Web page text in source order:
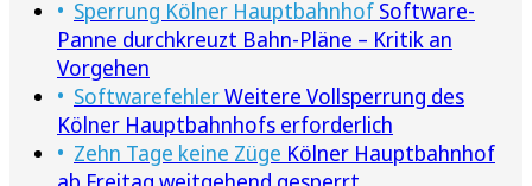
Sperrung Kölner Hauptbahnhof Software-
Panne durchkreuzt Bahn-Pläne – Kritik an
Vorgehen
SoftwarefehlerWeitere Vollsperrung des
Kölner Hauptbahnhofs erforderlich
Zehn Tage keine Züge Kölner Hauptbahnhof